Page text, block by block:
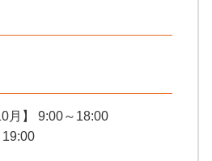
月】 9:00～18:00
19:00